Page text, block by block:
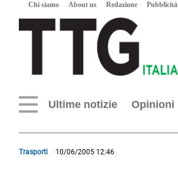
Chi siamo About us Redazione Pubblicità
Ultime notizie Opinioni
Trasporti 10/06/2005 12:46